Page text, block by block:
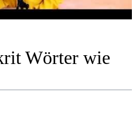
Wörter wie